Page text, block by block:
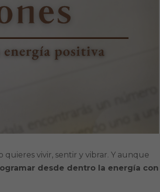
vivir, sentir y vibrar. Y aunque
desde dentro la energía con